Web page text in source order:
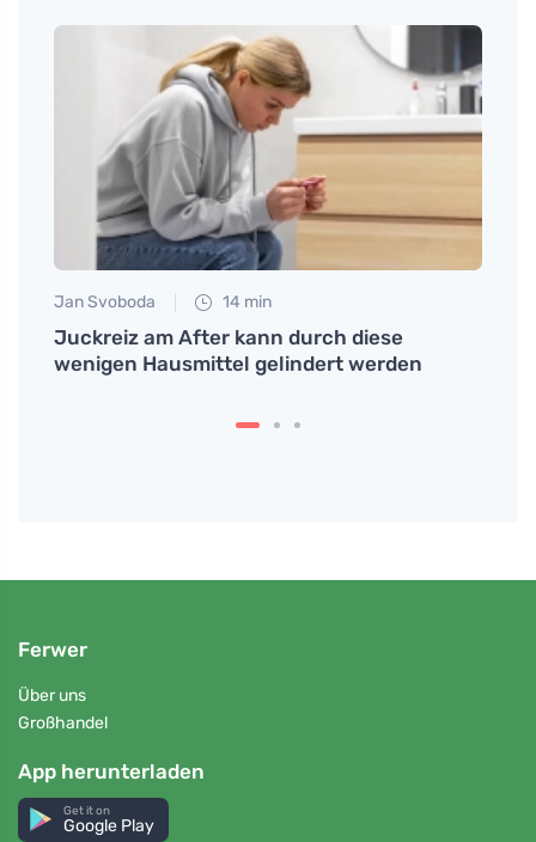
Jan Svoboda 14 min
Juckreiz am After kann durch diese
wenigen Hausmittel gelindert werden
Ferwer
Über uns
Großhandel
App herunterladen
Get it on
Google Play